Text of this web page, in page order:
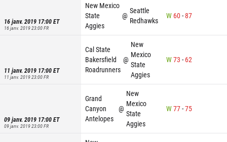
16 janv. 2019 17:00ET
16 janv. 2019 23:00FR
New Mexico
State
Aggies
@
Seattle
Redhawks
W 60-87
11 janv. 2019 17:00ET
11 janv. 2019 23:00FR
Cal State
Bakersfield
Roadrunners
@
New
Mexico
State
Aggies
W73 - 62
09 janv. 2019 17:00ET
09 janv. 2019 23:00FR
Grand
Canyon
Antelopes
@
New
Mexico
State
Aggies
W77-75